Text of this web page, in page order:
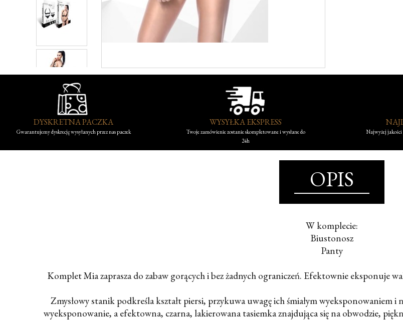
DYSKRETNA PACZKA
Gwarantujemy dyskrecję wysyłanych przez nas paczek
WYSYŁKA EKSPRESS
Twoje zamówienie zostanie skompletowane i wysłane do
24h
Najwyżej
OPIS
W komplecie:
Biustonosz
Panty
Komplet Mia zaprasza do zabaw gorących i bez żadnych ograniczeń. Efektownie eksponuje
Zmysłowy stanik podkreśla kształt piersi, przykuwa uwagę ich śmiałym wyeksponowaniem
wyeksponowanie, a efektowna, czarna, lakierowana tasiemka znajdująca się na obwodzie,